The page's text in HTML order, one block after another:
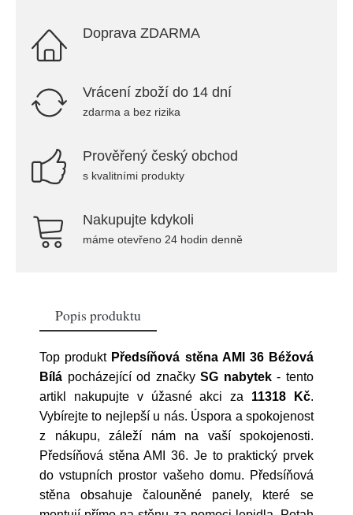
Doprava ZDARMA
Vrácení zboží do 14 dní
zdarma a bez rizika
Prověřený český obchod
s kvalitními produkty
Nakupujte kdykoli
máme otevřeno 24 hodin denně
Popis produktu
Top produkt Předsíňová stěna AMI 36 Béžová
Bílá pocházející od značkySG nabytek- tento
artikl nakupujte v úžasné akci za 11318 Kč.
Vybírejte to nejlepší u nás. Úspora a spokojenost
z nákupu, záleží nám na vaší spokojenosti.
Předsíňová stěna AMI 36. Je to praktický prvek
do vstupních prostor vašeho domu. Předsíňová
stěna obsahuje čalouněné panely, které se